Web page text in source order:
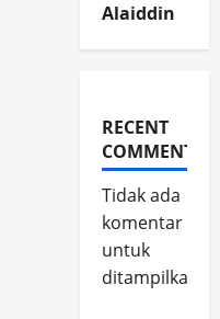
Alaiddin
RECENT
COMMENTS
Tidak ada
komentar
untuk
ditampilkan.